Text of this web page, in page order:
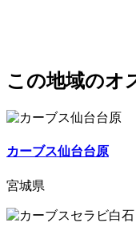
この地域のオ
カーブス仙台台原
宮城県